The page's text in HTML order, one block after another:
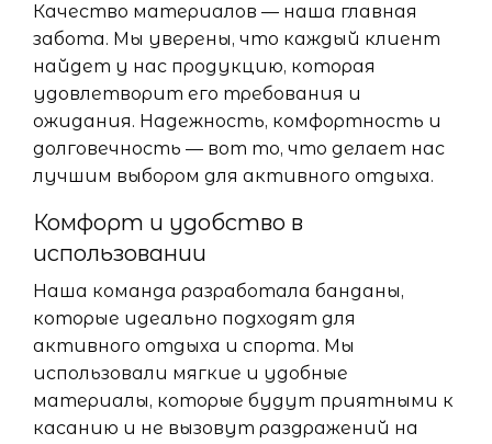
Качество материалов — наша главная
забота. Мы уверены, что каждый клиент
найдет у нас продукцию, которая
удовлетворит его требования и
ожидания. Надежность, комфортность и
долговечность — вот то, что делает нас
лучшим выбором для активного отдыха.
Комфорт и удобство в
использовании
Наша команда разработала банданы,
которые идеально подходят для
активного отдыха и спорта. Мы
использовали мягкие и удобные
материалы, которые будут приятными к
касанию и не вызовут раздражений на